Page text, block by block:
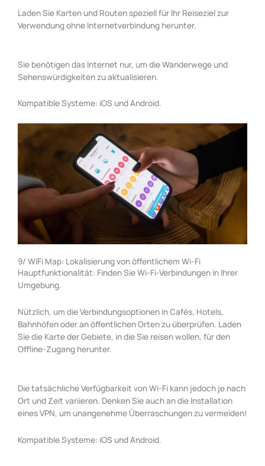
Laden Sie Karten und Routen speziell für Ihr Reiseziel zur
Verwendung ohne Internetverbindung herunter.
Sie benötigen das Internet nur, um die Wanderwege und
Sehenswürdigkeiten zu aktualisieren.
Kompatible Systeme: iOS und Android.
9/ WiFi Map: Lokalisierung von öffentlichem Wi-Fi
Hauptfunktionalität: Finden Sie Wi-Fi-Verbindungen in Ihrer
Umgebung.
Nützlich, um die Verbindungsoptionen in Cafés, Hotels,
Bahnhöfen oder an öffentlichen Orten zu überprüfen. Laden
Sie die Karte der Gebiete, in die Sie reisen wollen, für den
Offline-Zugang herunter.
Die tatsächliche Verfügbarkeit von Wi-Fi kann jedoch je nach
Ort und Zeit variieren. Denken Sie auch an die Installation
eines VPN, um unangenehme Überraschungen zu vermeiden!
Kompatible Systeme: iOS und Android.